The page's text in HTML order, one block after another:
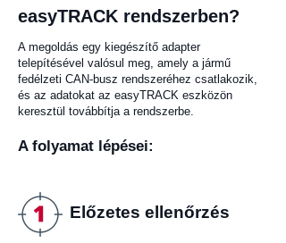
easyTRACK rendszerben?
A megoldás egy kiegészítő adapter
telepítésével valósul meg, amely a jármű
fedélzeti CAN-busz rendszeréhez csatlakozik,
és az adatokat az easyTRACK eszközön
keresztül továbbítja a rendszerbe.
A folyamat lépései:
Előzetes ellenőrzés